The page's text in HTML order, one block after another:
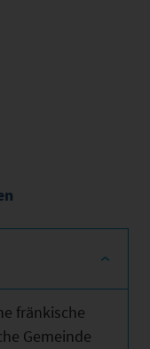
fränkische
Gemeinde